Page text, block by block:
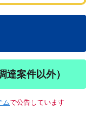
達案件以外）
ムで公告しています